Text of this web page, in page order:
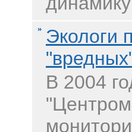
Экологи
В 2004
"Центром